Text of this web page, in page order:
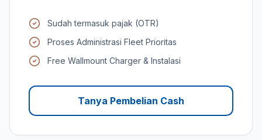
Sudah termasuk pajak (OTR)
Proses Administrasi Fleet Prioritas
Free Wallmount Charger & Instalasi
Tanya Pembelian Cash